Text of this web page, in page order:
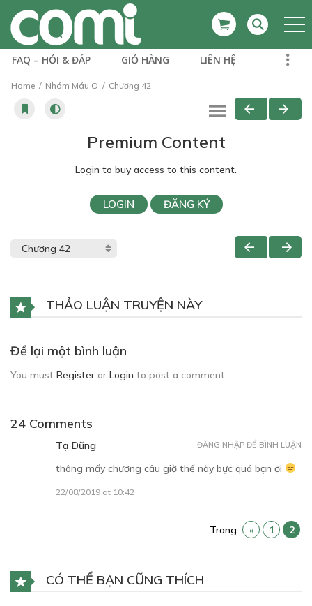
FAQ – HỎI & ĐÁP GIỎ HÀNG LIÊN HỆ
Home Nhóm Máu O Chương 42
Premium Content
Login to buy access to this content.
LOGIN ĐĂNG KÝ
THẢO LUẬN TRUYỆN NÀY
Để lại một bình luận
You must Register or Login to post a comment.
24 Comments
Tạ Dũng
thông mấy chương câu giờ thế này bực quá bạn ơi
22/08/2019 at 10:42
ĐĂNG NHẬP ĐỂ BÌNH LUẬN
Trang « 1 2
CÓ THỂ BẠN CŨNG THÍCH